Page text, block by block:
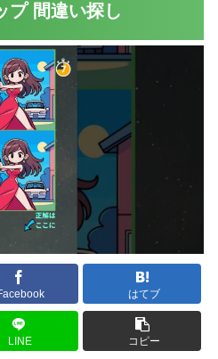
プ 間違い探し
はてブ
LINE コピー